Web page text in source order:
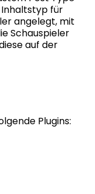
Inhaltstyp für
angelegt, mit
Schauspieler
auf der
Plugins: